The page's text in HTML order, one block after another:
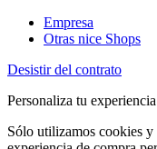
Empresa
Otras nice Shops
Desistir del contrato
Personaliza tu
Sólo utilizamos cookies y